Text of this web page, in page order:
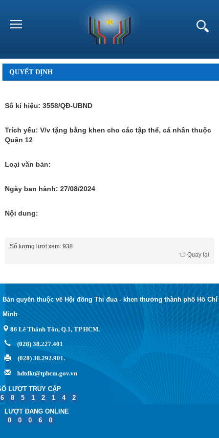
QUYẾT ĐỊNH
Số kí hiệu: 3558/QĐ-UBND
Trích yếu: V/v tặng bằng khen cho các tập thể, cá nhân thuộc
Quận 12
Loại văn bản:
Ngày ban hành: 27/08/2024
Nội dung:
Số lượng lượt xem: 938
Quay lại
Bản quyền thuộc về Hội đồng Thi đua - khen thưởng thành phố Hồ Chí
Minh
86 Lê Thánh Tôn, Q.1, TP HCM.
(028) 38.227.401
(028) 38.292.901.
hdtdkt@tphcm.gov.vn
LƯỢT TRUY CẬP
6
8 5 1 2 1 4
2
LƯỢT ĐANG ONLINE
0
0 0 6 0